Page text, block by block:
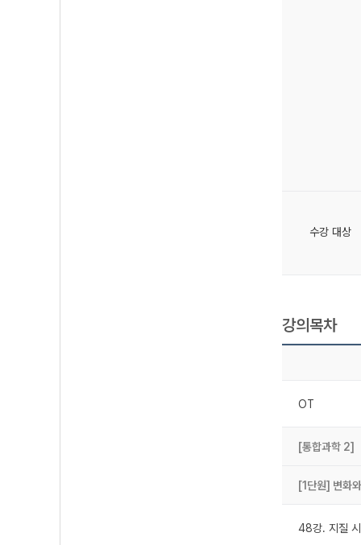
수강 대상
강의목차
OT
[통합과학 2]
[1단원] 변화
48강. 지질